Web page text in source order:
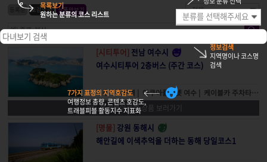
등록순 호감도순 상품만보기
[시티투어] 전남 여수시
여수시티투어 2층버스 (주간 코스)
여수엑스포역 | 아쿠아플라넷 여수| 케이블카 주차타워 |
트래블아울렛 상품 보러가기
[명물] 강원 동해시
해안길에 이색추억을 더하는 동해 당일코스1
목록보기
원하는 분류의 코스 리스트
정보검색
지역명이나 코스명
검색
7가지 표정의 지역호감도
여행정보 총량, 콘텐츠 호감도,
트래블피블 활동지수 지표화